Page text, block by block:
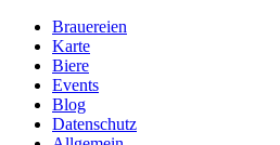
Brauereien
Karte
Biere
Events
Blog
Datenschutz